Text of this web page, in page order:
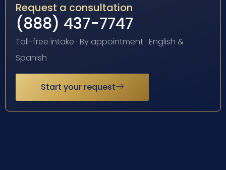
Request a consultation
(888) 437-7747
Toll-free intake · By appointment · English &
Spanish
Start your request